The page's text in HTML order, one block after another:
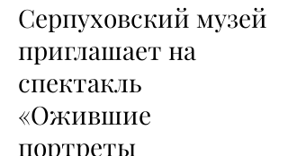
Серпуховский музей
приглашает на
спектакль
«Ожившие
портреты